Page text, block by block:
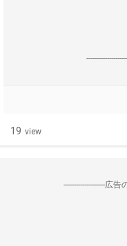
19 view
--------------------広